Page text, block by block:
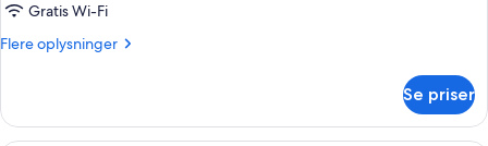
Gratis Wi-Fi
Flere oplysninger
Flere
værelse
Se priser